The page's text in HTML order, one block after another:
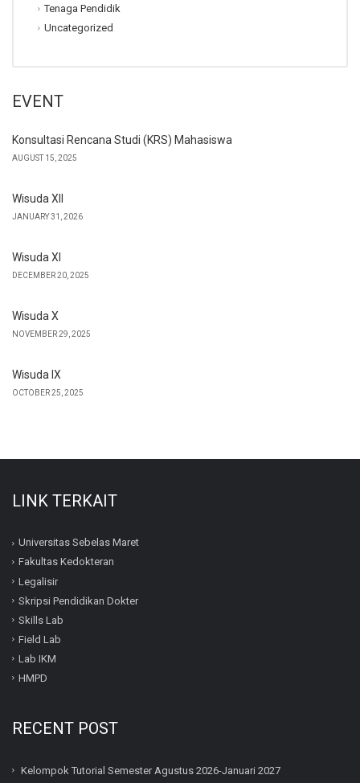
Tenaga Pendidik
Uncategorized
EVENT
Konsultasi Rencana Studi (KRS) Mahasiswa
AUGUST 15, 2025
Wisuda XII
JANUARY 31, 2026
Wisuda XI
DECEMBER 20, 2025
Wisuda X
NOVEMBER 29, 2025
Wisuda IX
OCTOBER 25, 2025
LINK TERKAIT
Universitas Sebelas Maret
Fakultas Kedokteran
Legalisir
Skripsi Pendidikan Dokter
Skills Lab
Field Lab
Lab IKM
HMPD
RECENT POST
Kelompok Tutorial Semester Agustus 2026-Januari 2027